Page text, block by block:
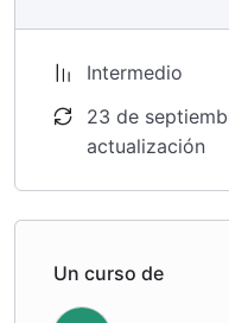
Intermedio
23 de
actualización
Un curso de